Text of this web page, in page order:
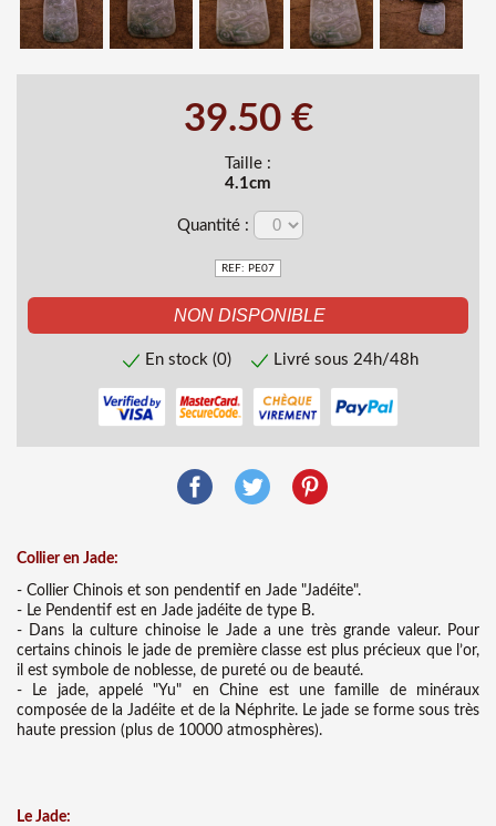
39.50 €
Taille :
4.1cm
Quantité :
REF: PE07
En stock (0) Livré sous 24h/48h
Collier en Jade:
- Collier Chinois et son pendentif en Jade "Jadéite".
- Le Pendentif est en Jade jadéite de type B.
- Dans la culture chinoise le Jade a une très grande valeur. Pour
certains chinois le jade de première classe est plus précieux que l’or,
il est symbole de noblesse, de pureté ou de beauté.
- Le jade, appelé "Yu" en Chine est une famille de minéraux
composée de la Jadéite et de la Néphrite. Le jade se forme sous très
haute pression (plus de 10000 atmosphères).
Le Jade: